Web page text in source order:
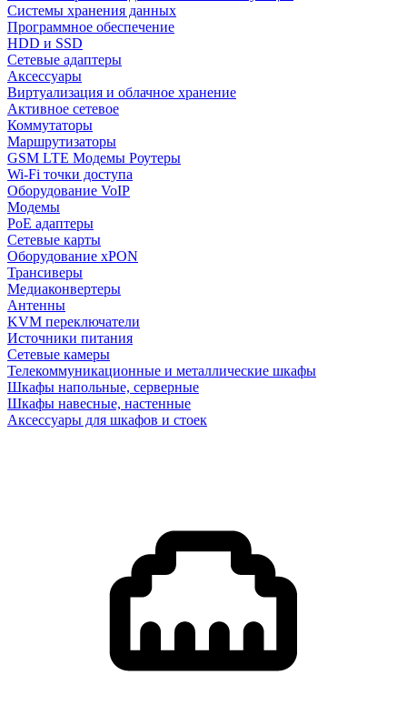
Системы хранения данных
Программное обеспечение
HDD и SSD
Сетевые адаптеры
Аксессуары
Виртуализация и облачное хранение
Активное сетевое
Коммутаторы
Маршрутизаторы
GSM LTE Модемы Роутеры
Wi-Fi точки доступа
Оборудование VoIP
Модемы
PoE адаптеры
Сетевые карты
Оборудование xPON
Трансиверы
Медиаконвертеры
Антенны
KVM переключатели
Источники питания
Сетевые камеры
Телекоммуникационные и металлические шкафы
Шкафы напольные, серверные
Шкафы навесные, настенные
Аксессуары для шкафов и стоек